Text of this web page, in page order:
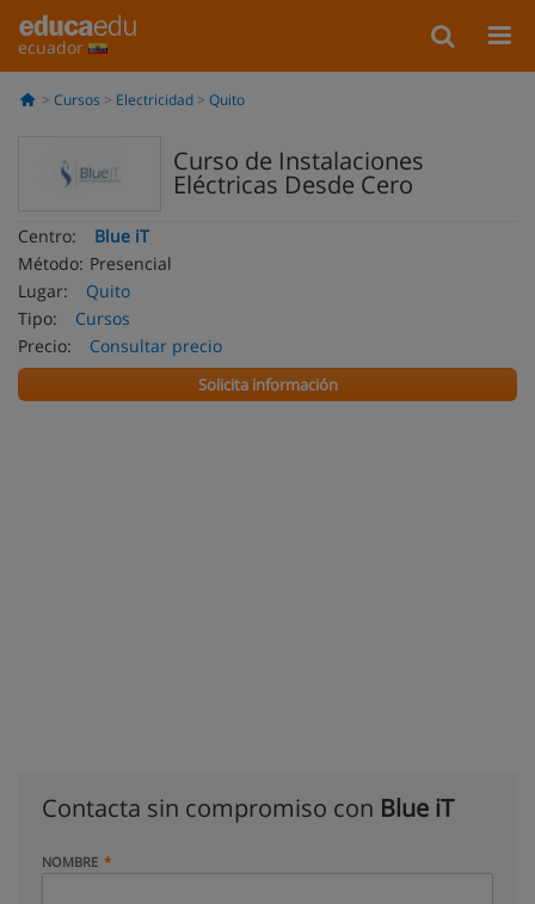
ecuador
Cursos Electricidad Quito
Curso de Instalaciones
Eléctricas Desde Cero
Centro:
Blue iT
Método: Presencial
Lugar:
Quito
Tipo:
Cursos
Precio:
Consultar precio
Solicita información
Contacta sin compromiso con Blue iT
NOMBRE